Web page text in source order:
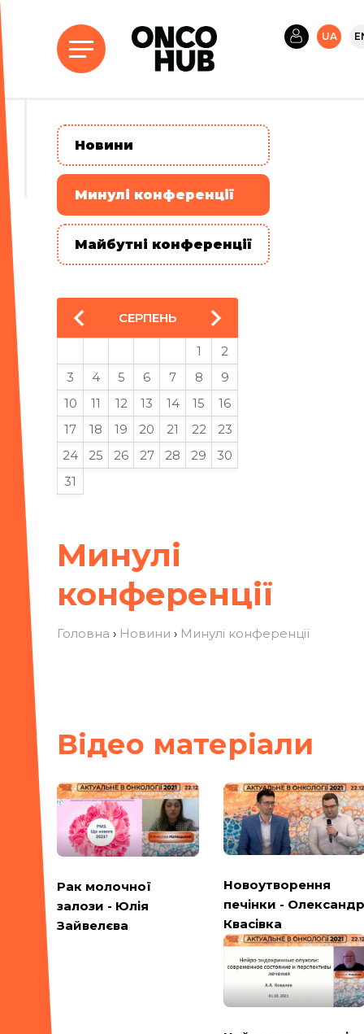
UA
Минулі
конференції
Головна › Новини › Минулі конференції
Вiдео матерiали
Рак молочної
залози - Юлія
Зайвелєва
Новоутворення
печінки - Олександр
Квасівка
Новини
Минулі конференції
Майбутні конференції
СЕРПЕНЬ
1
2
3
4 5 6 7 8
9
10
11 12 13 14 15
16
17
18 19 20 21 22
23
24
25 26 27 28 29
30
31